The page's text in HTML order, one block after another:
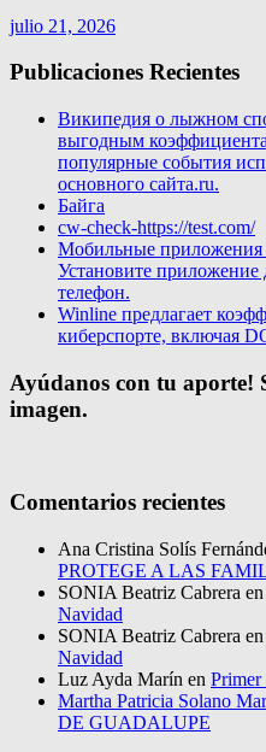
julio 21, 2026
Publicaciones Recientes
Википедия о лыжном
выгодным
популярные события
основного сайта.ru.
Байга
cw-check-https://test.com/
Мобильные приложения
Установите приложение
телефон.
Winline предлагает
киберспорте, включая
Ayúdanos con tu aporte!
imagen.
Comentarios recientes
Ana Cristina Solís
PROTEGE A LAS
SONIA Beatriz Cabrera en
Navidad
SONIA Beatriz Cabrera en
Navidad
Luz Ayda Marín en Primer
Martha Patricia Solano
DE GUADALUPE